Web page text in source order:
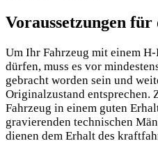
Voraussetzungen
Um Ihr Fahrzeug mit einem
dürfen, muss es vor
gebracht worden sein und
Originalzustand entsprechen.
Fahrzeug in einem guten
gravierenden technischen
dienen dem Erhalt des